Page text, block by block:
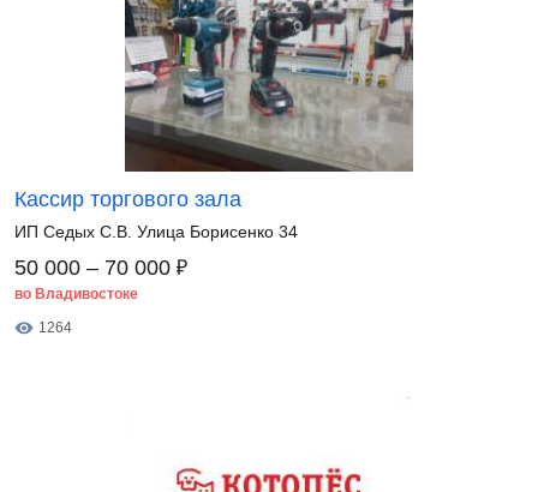
Кассир торгового зала
ИП Седых С.В. Улица Борисенко 34
50 000 – 70 000 ₽
во Владивостоке
1264